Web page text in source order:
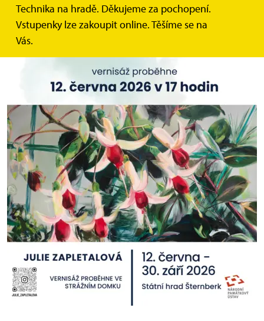
Technika na hradě. Děkujeme za pochopení.
Vstupenky lze zakoupit online. Těšíme se na
Vás.